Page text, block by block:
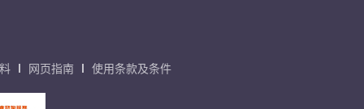
网页指南 使用条款及条件